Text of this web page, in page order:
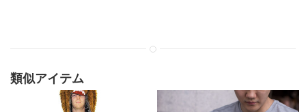
類似アイテム